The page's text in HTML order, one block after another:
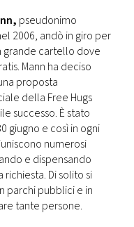
pseudonimo
2006, andò in giro per
grande cartello dove
Mann ha deciso
proposta
della Free Hugs
successo. È stato
giugno e così in ogni
numerosi
e dispensando
Di solito si
parchi pubblici e in
tante persone.